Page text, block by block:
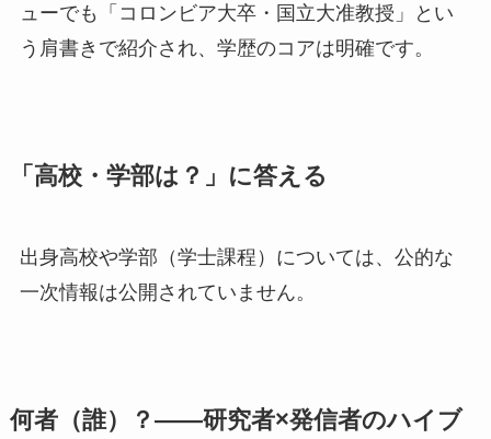
ューでも「コロンビア大卒・国立大准教授」とい
う肩書きで紹介され、学歴のコアは明確です。
「高校・学部は？」に答える
出身高校や学部（学士課程）については、公的な
一次情報は公開されていません。
何者（誰）？——研究者×発信者のハイブ